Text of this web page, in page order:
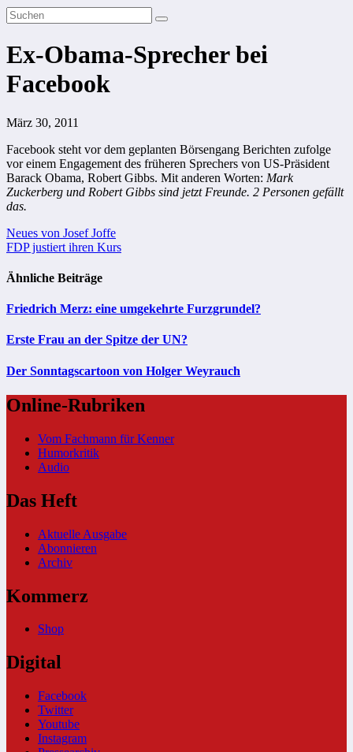
Ex-Obama-Sprecher bei
Facebook
März 30, 2011
Facebook steht vor dem geplanten Börsengang Berichten zufolge
vor einem Engagement des früheren Sprechers von US-Präsident
Barack Obama, Robert Gibbs. Mit anderen Worten: Mark
Zuckerberg und Robert Gibbs sind jetzt Freunde. 2 Personen gefällt
das.
Beitragsnavigation
Neues von Josef Joffe
FDP justiert ihren Kurs
Ähnliche Beiträge
Friedrich Merz: eine umgekehrte Furzgrundel?
Erste Frau an der Spitze der UN?
Der Sonntagscartoon von Holger Weyrauch
Online-Rubriken
Vom Fachmann für Kenner
Humorkritik
Audio
Das Heft
Aktuelle Ausgabe
Abonnieren
Archiv
Kommerz
Shop
Digital
Facebook
Twitter
Youtube
Instagram